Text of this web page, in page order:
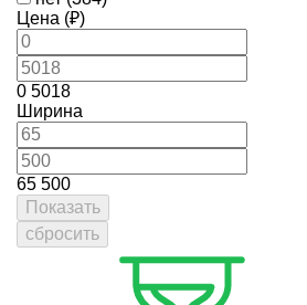
Цена (₽)
0 5018
Ширина
65 500
Показать
сбросить